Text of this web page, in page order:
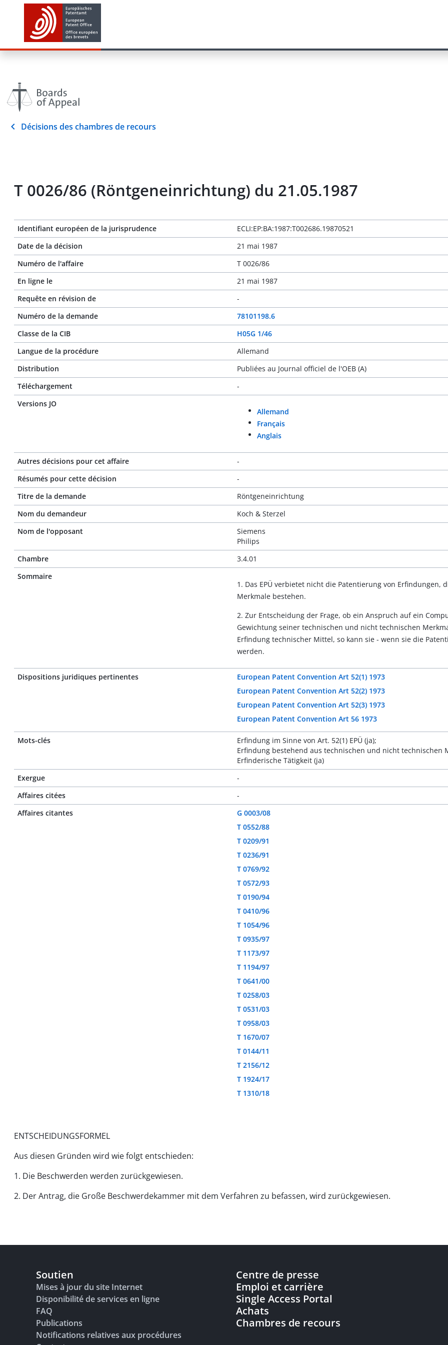
Décisions des chambres de recours
T 0026/86 (Röntgeneinrichtung) du 21.05.1987
Identifiant européen de la jurisprudence
ECLI:EP:BA:1987:T002686.19870521
Date de la décision
21 mai 1987
Numéro de l'affaire
T 0026/86
En ligne le
21 mai 1987
Requête en révision de
-
Numéro de la demande
78101198.6
Classe de la CIB
H05G 1/46
Langue de la procédure
Allemand
Distribution
Publiées au Journal officiel de l'OEB (A)
Téléchargement
-
Versions JO
Allemand
Français
Anglais
Autres décisions pour cet affaire
-
Résumés pour cette décision
-
Titre de la demande
Röntgeneinrichtung
Nom du demandeur
Koch & Sterzel
Nom de l'opposant
Siemens
Philips
Chambre
3.4.01
Sommaire
1. Das EPÜ verbietet nicht die Patentierung von
Merkmale bestehen.
2. Zur Entscheidung der Frage, ob ein Anspruch auf ein
Gewichtung seiner technischen und nicht technischen
Erfindung technischer Mittel, so kann sie - wenn sie die
werden.
Dispositions juridiques pertinentes
European Patent Convention Art 52(1) 1973
European Patent Convention Art 52(2) 1973
European Patent Convention Art 52(3) 1973
European Patent Convention Art 56 1973
Mots-clés
Erfindung im Sinne von Art. 52(1) EPÜ (ja);
Erfindung bestehend aus technischen und nicht technischen
Erfinderische Tätigkeit (ja)
Exergue
-
Affaires citées
-
Affaires citantes
G 0003/08
T 0552/88
T 0209/91
T 0236/91
T 0769/92
T 0572/93
T 0190/94
T 0410/96
T 1054/96
T 0935/97
T 1173/97
T 1194/97
T 0641/00
T 0258/03
T 0531/03
T 0958/03
T 1670/07
T 0144/11
T 2156/12
T 1924/17
T 1310/18
ENTSCHEIDUNGSFORMEL
Aus diesen Gründen wird wie folgt entschieden:
1. Die Beschwerden werden zurückgewiesen.
2. Der Antrag, die Große Beschwerdekammer mit dem Verfahren zu befassen, wird zurückgewiesen.
Soutien
Mises à jour du site Internet
Disponibilité de services en ligne
FAQ
Publications
Notifications relatives aux procédures
Centre de presse
Emploi et carrière
Single Access Portal
Achats
Chambres de recours